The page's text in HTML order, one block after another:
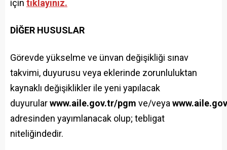
için tıklayınız.
DİĞER HUSUSLAR
Görevde yükselme ve ünvan değişikliği sınav
takvimi, duyurusu veya eklerinde zorunluluktan
kaynaklı değişiklikler ile yeni yapılacak
duyurularwww.aile.gov.tr/pgm ve/veya
adresinden yayımlanacak olup; tebligat
niteliğindedir.